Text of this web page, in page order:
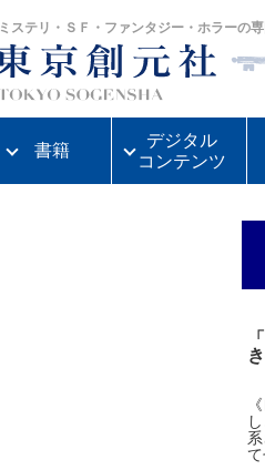
ミステリ・ＳＦ・ファンタジー・ホラーの
書籍
デジタル
コンテンツ